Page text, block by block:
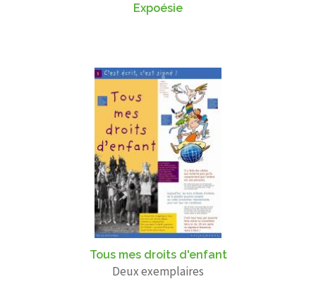
Expoésie
Tous mes droits d'enfant
Deux exemplaires